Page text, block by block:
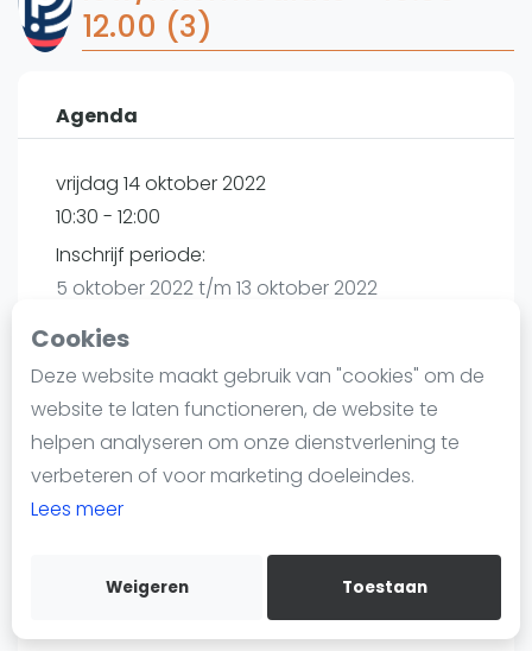
Cookies
Deze website maakt gebruik van "cookies" om de
website te laten functioneren, de website te
helpen analyseren om onze dienstverlening te
verbeteren of voor marketing doeleindes.
Lees meer
Weigeren Toestaan
Laatste updates
Padel
Nieuws
Vragen over padel
Padelgear
Overige
Informatie
Over ons
Contact
Adverteren
Insights
WhatsApp
Join WhatsApp Community
12.00 (3)
Agenda
vrijdag 14 oktober 2022
10:30 - 12:00
Inschrijf periode:
5 oktober 2022 t/m 13 oktober 2022
Playtomic
Plaza Padel Rijswijk | Rijswijk
Cobbenhagenstraat 2a
Routebeschrijving